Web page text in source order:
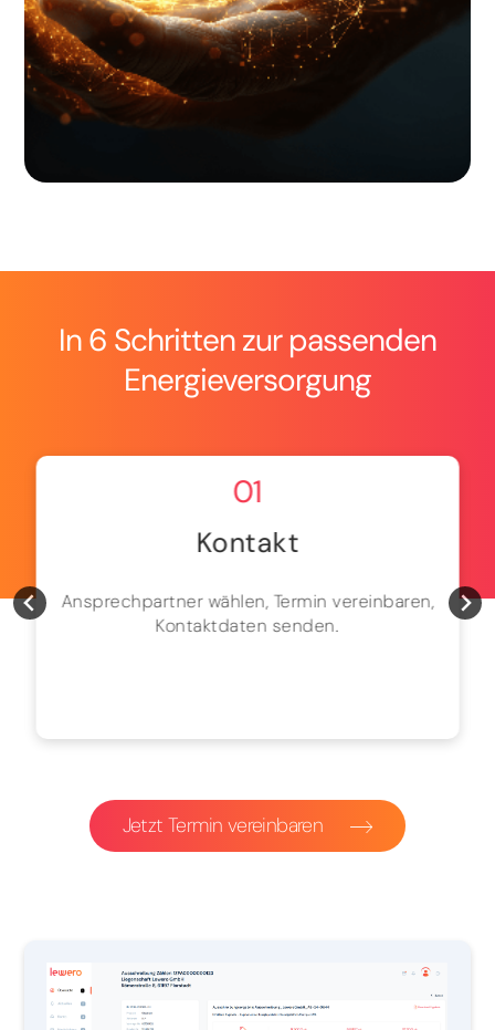
In 6 Schritten zur passenden
Energieversorgung
01
Kontakt
Ansprechpartner wählen, Termin vereinbaren,
Kontaktdaten senden.
Jetzt Termin vereinbaren